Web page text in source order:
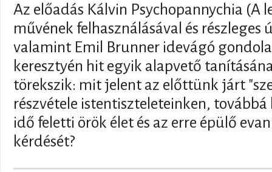
Az előadás Kálvin Psychopannychia (A
művének felhasználásával és részleges
valamint Emil Brunner idevágó
keresztyén hit egyik alapvető
törekszik: mit jelent az előttünk járt
részvétele istentiszteleteinken,
idő feletti örök élet és az erre épülő
kérdését?